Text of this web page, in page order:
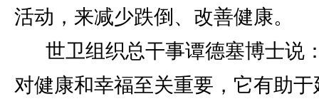
活动，来减少跌倒、改善健康。
世卫组织总干事谭德塞博士说
对健康和幸福至关重要，它有助